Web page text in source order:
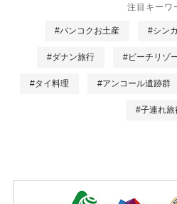
注目キーワ
#バンコクお土産 #シン
#ダナン旅行 #ビーチリゾ
#タイ料理 #アンコール遺跡群
#子連れ旅